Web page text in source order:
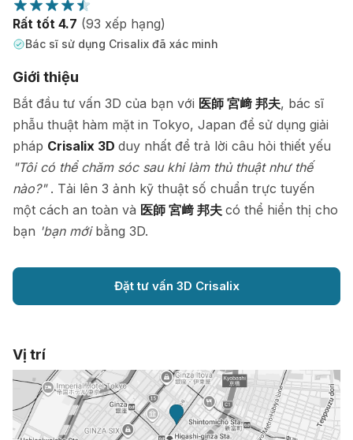
Rất tốt 4.7 (93 xếp hạng)
Bác sĩ sử dụng Crisalix đã xác minh
Giới thiệu
Bắt đầu tư vấn 3D của bạn với 医師 宮﨑 邦夫, bác sĩ
phẫu thuật hàm mặt in Tokyo, Japan để sử dụng giải
pháp Crisalix 3D duy nhất để trả lời câu hỏi thiết yếu
"Tôi có thể chăm sóc sau khi làm thủ thuật như thế
nào?" . Tải lên 3 ảnh kỹ thuật số chuẩn trực tuyến
một cách an toàn và 医師 宮﨑 邦夫 có thể hiển thị cho
bạn 'bạn mới bằng 3D.
Đặt tư vấn 3D Crisalix
Vị trí